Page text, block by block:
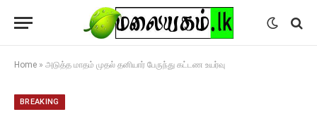
Home » அடுத்த மாதம் முதல் தனியார் பேருந்து கட்டண உயர்வு
BREAKING